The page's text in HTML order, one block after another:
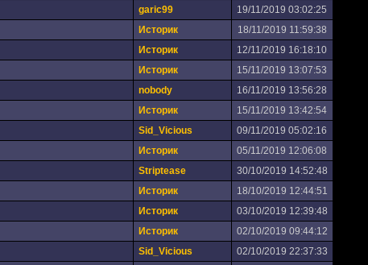
garic99
19/11/2019 03:02:25
Историк
18/11/2019 11:59:38
Историк
12/11/2019 16:18:10
Историк
15/11/2019 13:07:53
nobody
16/11/2019 13:56:28
Историк
15/11/2019 13:42:54
Sid_Vicious
09/11/2019 05:02:16
Историк
05/11/2019 12:06:08
Striptease
30/10/2019 14:52:48
Историк
18/10/2019 12:44:51
Историк
03/10/2019 12:39:48
Историк
02/10/2019 09:44:12
Sid_Vicious
02/10/2019 22:37:33